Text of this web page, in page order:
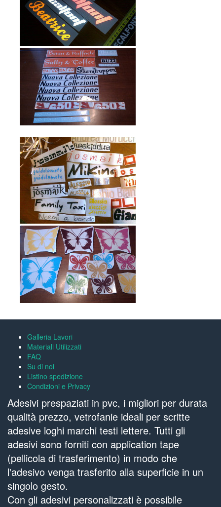
Galleria Lavori
Materiali Utilizzati
FAQ
Su di noi
Listino spedizione
Condizioni e Privacy
Adesivi prespaziati in pvc, i migliori per durata
qualità prezzo, vetrofanie ideali per scritte
adesive loghi marchi testi lettere. Tutti gli
adesivi sono forniti con application tape
(pellicola di trasferimento) in modo che
l'adesivo venga trasferito alla superficie in un
singolo gesto.
Con gli adesivi personalizzati è possibile